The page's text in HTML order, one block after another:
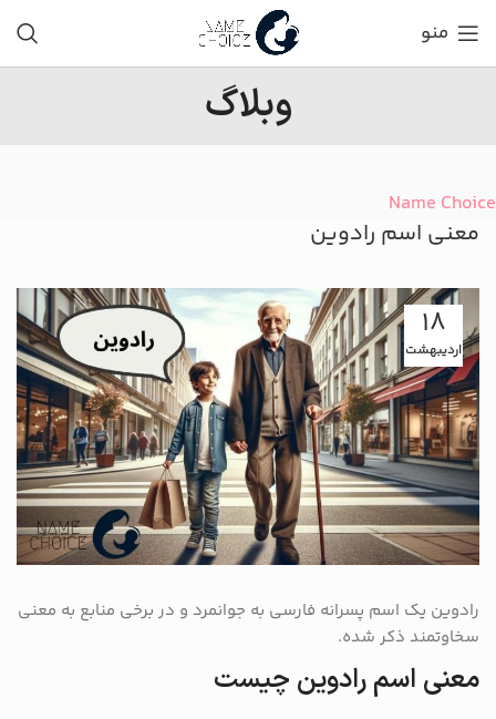
منو
وبلاگ
Name Choice
معنی اسم رادوین
18
اردیبهشت
رادوین یک اسم پسرانه فارسی به جوانمرد و در برخی منابع به معنی
سخاوتمند ذکر شده.
معنی اسم رادوین چیست